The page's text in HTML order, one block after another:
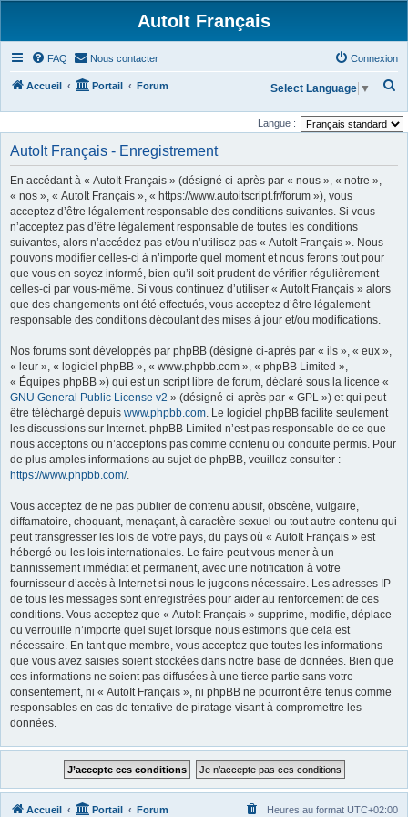
AutoIt Français
FAQ Nous contacter Connexion
Accueil Portail Forum
c
Select Language ▼
Langue :
AutoIt Français - Enregistrement
En accédant à « AutoIt Français » (désigné ci-après par « nous », « notre »,
« nos », « AutoIt Français », « https://www.autoitscript.fr/forum »), vous
acceptez d’être légalement responsable des conditions suivantes. Si vous
n’acceptez pas d’être légalement responsable de toutes les conditions
suivantes, alors n’accédez pas et/ou n’utilisez pas « AutoIt Français ». Nous
pouvons modifier celles-ci à n’importe quel moment et nous ferons tout pour
que vous en soyez informé, bien qu’il soit prudent de vérifier régulièrement
celles-ci par vous-même. Si vous continuez d’utiliser « AutoIt Français » alors
que des changements ont été effectués, vous acceptez d’être légalement
responsable des conditions découlant des mises à jour et/ou modifications.
Nos forums sont développés par phpBB (désigné ci-après par « ils », « eux »,
« leur », « logiciel phpBB », « www.phpbb.com », « phpBB Limited »,
« Équipes phpBB ») qui est un script libre de forum, déclaré sous la licence «
GNU General Public License v2 » (désigné ci-après par « GPL ») et qui peut
être téléchargé depuis www.phpbb.com. Le logiciel phpBB facilite seulement
les discussions sur Internet. phpBB Limited n’est pas responsable de ce que
nous acceptons ou n’acceptons pas comme contenu ou conduite permis. Pour
de plus amples informations au sujet de phpBB, veuillez consulter :
https://www.phpbb.com/.
Vous acceptez de ne pas publier de contenu abusif, obscène, vulgaire,
diffamatoire, choquant, menaçant, à caractère sexuel ou tout autre contenu qui
peut transgresser les lois de votre pays, du pays où « AutoIt Français » est
hébergé ou les lois internationales. Le faire peut vous mener à un
bannissement immédiat et permanent, avec une notification à votre
fournisseur d’accès à Internet si nous le jugeons nécessaire. Les adresses IP
de tous les messages sont enregistrées pour aider au renforcement de ces
conditions. Vous acceptez que « AutoIt Français » supprime, modifie, déplace
ou verrouille n’importe quel sujet lorsque nous estimons que cela est
nécessaire. En tant que membre, vous acceptez que toutes les informations
que vous avez saisies soient stockées dans notre base de données. Bien que
ces informations ne soient pas diffusées à une tierce partie sans votre
consentement, ni « AutoIt Français », ni phpBB ne pourront être tenus comme
responsables en cas de tentative de piratage visant à compromettre les
données.
Accueil Portail Forum Heures au format UTC+02:00